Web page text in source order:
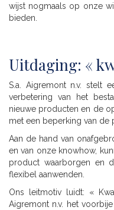
wijst nogmaals op onze
bieden.
Uitdaging: «
S.a. Aigremont n.v. stelt
verbetering van het
nieuwe producten en de
met een beperking van de
Aan de hand van
en van onze knowhow,
product waarborgen en
flexibel aanwenden.
Ons leitmotiv luidt: «
Aigremont n.v. het